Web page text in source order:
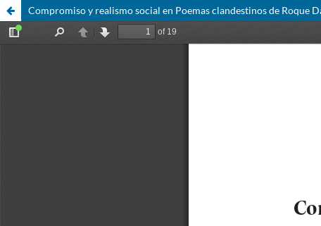
Compromiso y realismo social en Poemas clandestinos de Roque